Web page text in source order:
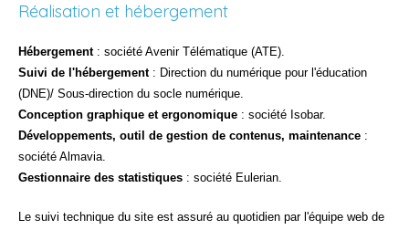
Réalisation et hébergement
Hébergement: société Avenir Télématique (ATE).
Suivi de l'hébergement: Direction du numérique pour l'éducation
(DNE)/ Sous-direction du socle numérique.
Conception graphique et ergonomique : société Isobar.
Développements, outil de gestion de contenus, maintenance :
société Almavia.
Gestionnaire des statistiques : société Eulerian.
Le suivi technique du site est assuré au quotidien par l'équipe web de